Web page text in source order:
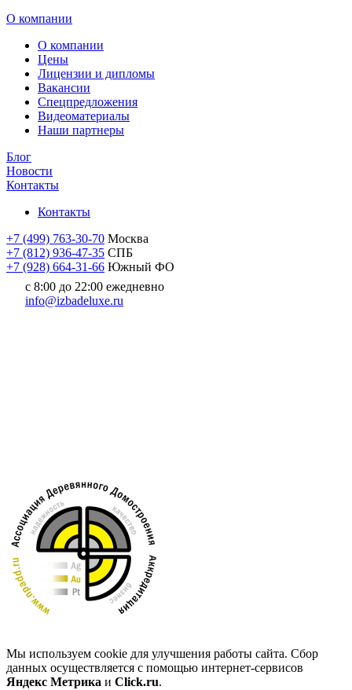
О компании
О компании
Цены
Лицензии и дипломы
Вакансии
Cпецпредложения
Видеоматериалы
Наши партнеры
Блог
Новости
Контакты
Контакты
+7 (499) 763-30-70 Москва
+7 (812) 936-47-35 СПБ
+7 (928) 664-31-66 Южный ФО
с 8:00 до 22:00 ежедневно
info@izbadeluxe.ru
Мы используем cookie для улучшения работы сайта. Сбор
данных осуществляется с помощью интернет-сервисов
Яндекс Метрика и Click.ru.